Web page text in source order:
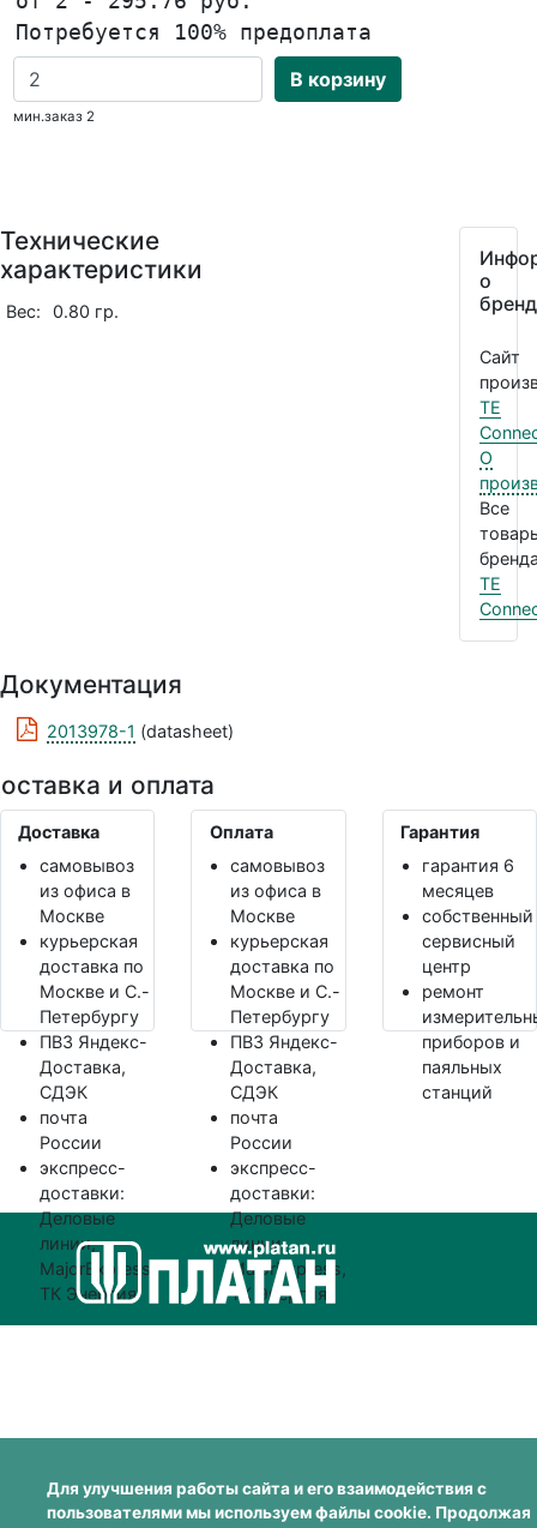
Потребуется 100% предоплата
В корзину
мин.заказ 2
Технические
характеристики
Вес: 0.80 гр.
о
Сайт
TE
О
Все
TE
Документация
2013978-1 (datasheet)
и оплата
Доставка
самовывоз
из офиса в
Москве
курьерская
доставка по
Москве и С.-
Петербургу
ПВЗ Яндекс-
Доставка,
СДЭК
почта
России
экспресс-
доставки:
Деловые
линии,
MajorExpress,
ТК Энергия
Оплата
самовывоз
из офиса в
Москве
курьерская
доставка по
Москве и С.-
Петербургу
ПВЗ Яндекс-
Доставка,
СДЭК
почта
России
экспресс-
доставки:
Деловые
линии,
MajorExpress,
ТК Энергия
Гарантия
гарантия 6
месяцев
собственный
сервисный
центр
ремонт
приборов и
паяльных
станций
Для улучшения работы сайта и его взаимодействия с
пользователями мы используем файлы cookie. Продолжая